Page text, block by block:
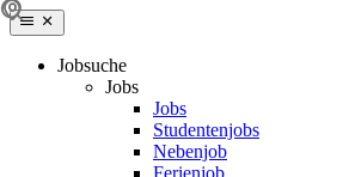
Jobsuche
Jobs
Jobs
Studentenjobs
Nebenjob
Ferienjob